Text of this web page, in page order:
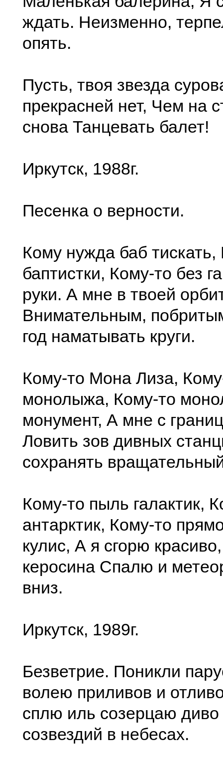
ждать. Неизменно,
опять.
Пусть, твоя звезда
прекрасней нет, Чем на
снова Танцевать балет!
Иркутск, 1988г.
Песенка о верности.
Кому нужда баб
баптистки, Кому-то без
руки. А мне в твоей
Внимательным,
год наматывать круги.
Кому-то Мона Лиза,
монолыжа, Кому-то
монумент, А мне с
Ловить зов дивных
сохранять
Кому-то пыль галактик,
антарктик, Кому-то
кулис, А я сгорю
керосина Спалю и
вниз.
Иркутск, 1989г.
Безветрие. Поникли
волею приливов и
сплю иль созерцаю
созвездий в небесах.